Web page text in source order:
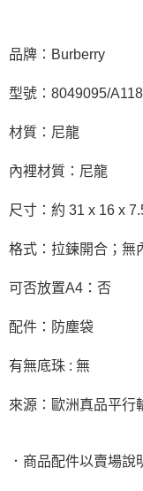
品牌：Burberry
型號：8049095/
材質：尼龍
內裡材質：尼龍
尺寸：約 31 x 16 x
格式：拉鍊開合；無
可否放置A4：否
配件：防塵袋
有無底珠 : 無
來源：歐洲真品平行
．商品配件以賣場